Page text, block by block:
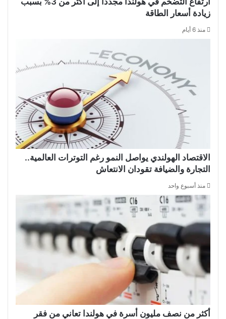
زيادة أسعار الطاقة
منذ 6 أيام
الاقتصاد الهولندي يواصل النمو رغم التوترات العالمية..
التجارة والضيافة تقودان الانتعاش
منذ أسبوع واحد
أكثر من نصف مليون أسرة في هولندا تعاني من فقر